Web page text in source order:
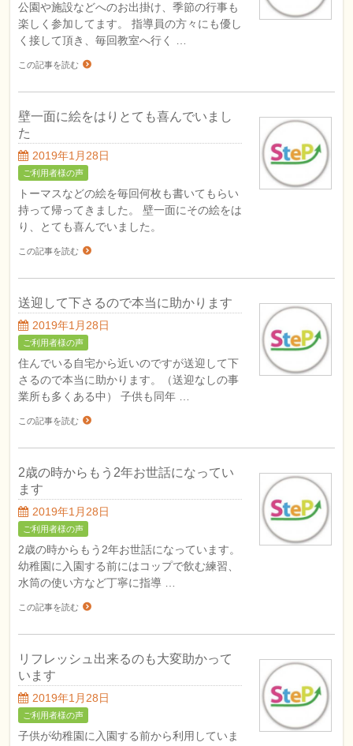
公園や施設などへのお出掛け、季節の行事も
楽しく参加してます。 指導員の方々にも優し
く接して頂き、毎回教室へ行く …
この記事を読む
壁一面に絵をはりとても喜んでいまし
た
2019年1月28日
ご利用者様の声
トーマスなどの絵を毎回何枚も書いてもらい
持って帰ってきました。 壁一面にその絵をは
り、とても喜んでいました。
この記事を読む
送迎して下さるので本当に助かります
2019年1月28日
ご利用者様の声
住んでいる自宅から近いのですが送迎して下
さるので本当に助かります。（送迎なしの事
業所も多くある中） 子供も同年 …
この記事を読む
2歳の時からもう2年お世話になってい
ます
2019年1月28日
ご利用者様の声
2歳の時からもう2年お世話になっています。
幼稚園に入園する前にはコップで飲む練習、
水筒の使い方など丁寧に指導 …
この記事を読む
リフレッシュ出来るのも大変助かって
います
2019年1月28日
ご利用者様の声
子供が幼稚園に入園する前から利用していま